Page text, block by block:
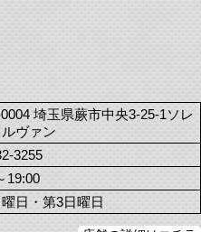
埼玉県蕨市中央3-25-1ソレ
ヴァン
3255
19:00
日・第3日曜日